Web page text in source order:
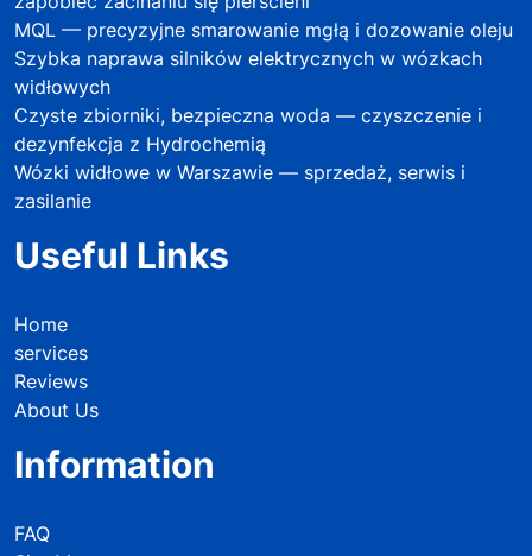
MQL — precyzyjne smarowanie mgłą i dozowanie oleju
Szybka naprawa silników elektrycznych w wózkach
widłowych
Czyste zbiorniki, bezpieczna woda — czyszczenie i
dezynfekcja z Hydrochemią
Wózki widłowe w Warszawie — sprzedaż, serwis i
zasilanie
Useful Links
Home
services
Reviews
About Us
Information
FAQ